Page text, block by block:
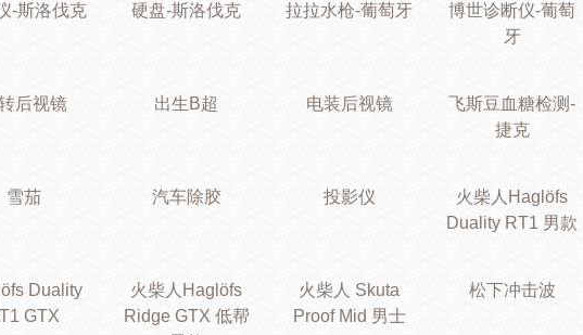
-斯洛伐克 硬盘-斯洛伐克 拉拉水枪-葡萄牙
博世诊断仪-葡萄
牙
后视镜 出生B超 电装后视镜
飞斯豆血糖检测-
捷克
雪茄 汽车除胶 投影仪
火柴人Haglöfs
Duality RT1 男款
Duality
GTX
火柴人Haglöfs
Ridge GTX 低帮
火柴人 Skuta
Proof Mid 男士
松下冲击波